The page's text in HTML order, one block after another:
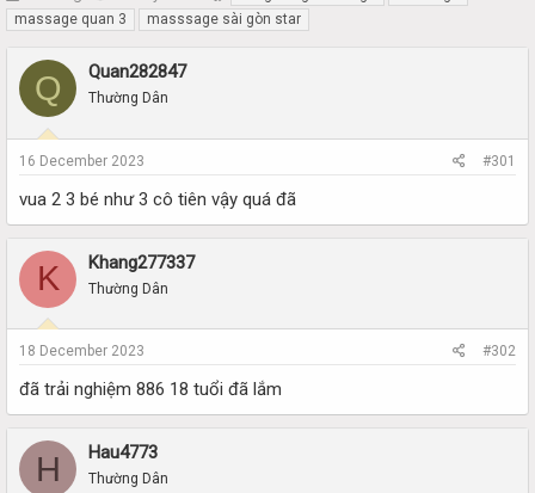
h
r
a
d
t
a
t
e
t
a
t
d
t
e
massage quan 3
masssage sài gòn star
Q Quan282847
Thường Dân
16 December 2023 #301
vua 2 3 bé như 3 cô tiên vậy quá đã
K Khang277337
Thường Dân
18 December 2023 #302
đã trải nghiệm 886 18 tuổi đã lắm
H Hau4773
Thường Dân